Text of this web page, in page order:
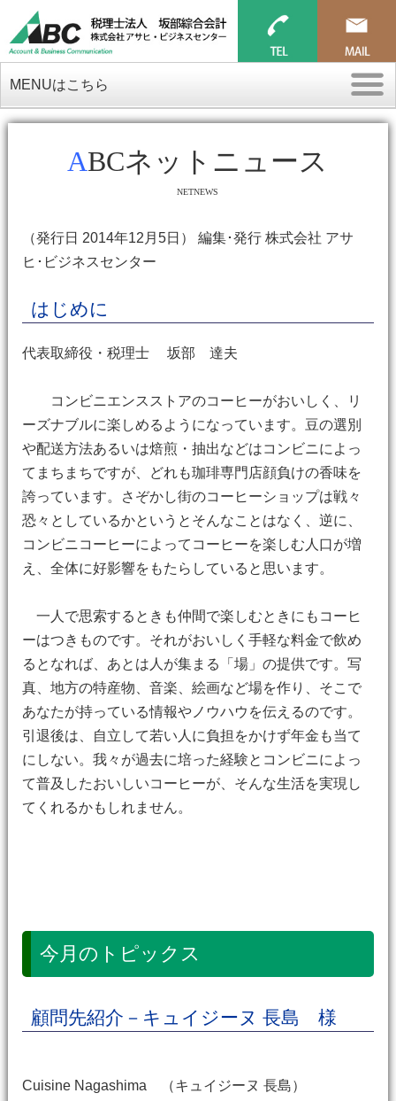
MENUはこちら
ABCネットニュース
NETNEWS
（発行日 2014年12月5日） 編集･発行 株式会社 アサ
ヒ･ビジネスセンター
はじめに
代表取締役・税理士 坂部 達夫
コンビニエンスストアのコーヒーがおいしく、リ
ーズナブルに楽しめるようになっています。豆の選別
や配送方法あるいは焙煎・抽出などはコンビニによっ
てまちまちですが、どれも珈琲専門店顔負けの香味を
誇っています。さぞかし街のコーヒーショップは戦々
恐々としているかというとそんなことはなく、逆に、
コンビニコーヒーによってコーヒーを楽しむ人口が増
え、全体に好影響をもたらしていると思います。
一人で思索するときも仲間で楽しむときにもコーヒ
ーはつきものです。それがおいしく手軽な料金で飲め
るとなれば、あとは人が集まる「場」の提供です。写
真、地方の特産物、音楽、絵画など場を作り、そこで
あなたが持っている情報やノウハウを伝えるのです。
引退後は、自立して若い人に負担をかけず年金も当て
にしない。我々が過去に培った経験とコンビニによっ
て普及したおいしいコーヒーが、そんな生活を実現し
てくれるかもしれません。
今月のトピックス
顧問先紹介－キュイジーヌ 長島 様
Cuisine Nagashima （キュイジーヌ 長島）